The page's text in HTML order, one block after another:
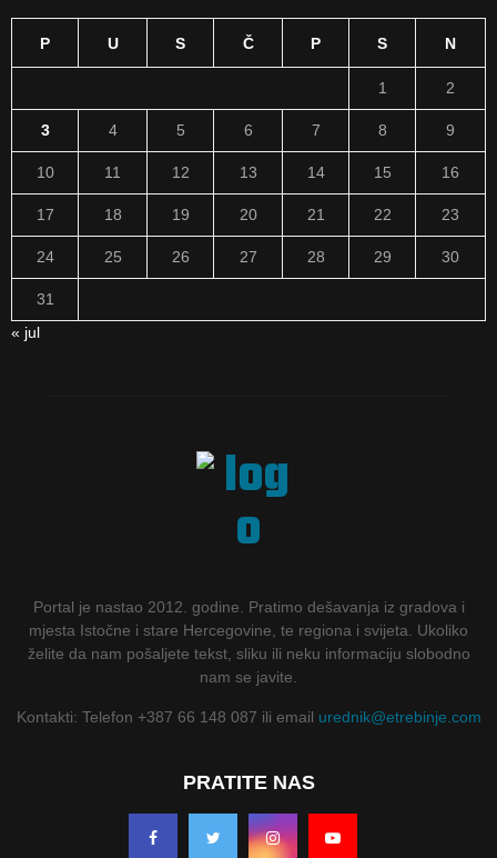
P U S Č P S N
1 2
3 4 5 6 7 8 9
10 11 12 13 14 15 16
17 18 19 20 21 22 23
24 25 26 27 28 29 30
31
« jul
Portal je nastao 2012. godine. Pratimo dešavanja iz gradova i
mjesta Istočne i stare Hercegovine, te regiona i svijeta. Ukoliko
želite da nam pošaljete tekst, sliku ili neku informaciju slobodno
nam se javite.
Kontakti: Telefon +387 66 148 087 ili email urednik@etrebinje.com
PRATITE NAS